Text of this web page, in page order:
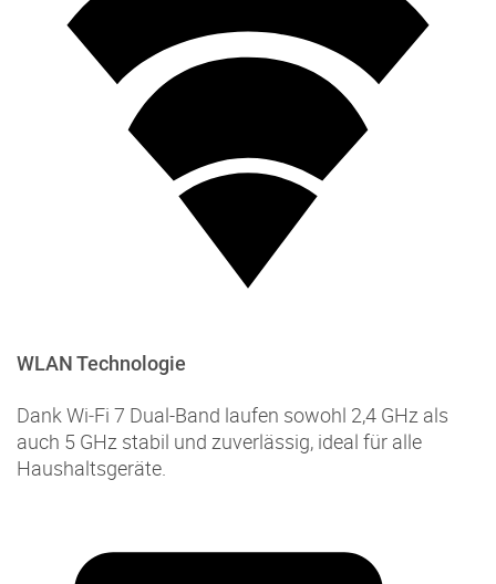
WLAN Technologie
Dank Wi‑Fi 7 Dual-Band laufen sowohl 2,4 GHz als
auch 5 GHz stabil und zuverlässig, ideal für alle
Haushaltsgeräte.